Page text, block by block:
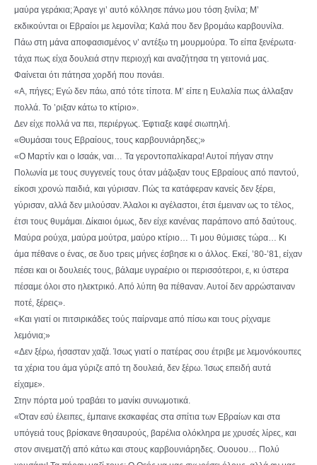
μαύρα γεράκια; Άραγε γι’ αυτό κόλλησε πάνω μου τόση ξινίλα; Μ’
εκδικούνται οι Εβραίοι με λεμονίλα; Καλά που δεν βρομάω καρβουνίλα.
Πάω στη μάνα αποφασισμένος ν’ αντέξω τη μουρμούρα. Το είπα ξενέρωτα·
τάχα πως είχα δουλειά στην περιοχή και αναζήτησα τη γειτονιά μας.
Φαίνεται ότι πάτησα χορδή που πονάει.
«Α, πήγες; Εγώ δεν πάω, από τότε τίποτα. Μ’ είπε η Ευλαλία πως άλλαξαν
πολλά. Το ’ριξαν κάτω το κτίριο».
Δεν είχε πολλά να πει, περιέργως. Έφτιαξε καφέ σιωπηλή.
«Θυμάσαι τους Εβραίους, τους καρβουνιάρηδες;»
«Ο Μαρτίν και ο Ισαάκ, ναι… Τα γεροντοπαλίκαρα! Αυτοί πήγαν στην
Πολωνία με τους συγγενείς τους όταν μάζωξαν τους Εβραίους από παντού,
είκοσι χρονώ παιδιά, και γύρισαν. Πώς τα κατάφεραν κανείς δεν ξέρει,
γύρισαν, αλλά δεν μιλούσαν. Άλαλοι κι αγέλαστοι, έτσι έμειναν ως το τέλος,
έτσι τους θυμάμαι. Δίκαιοι όμως, δεν είχε κανένας παράπονο από δαύτους.
Μαύρα ρούχα, μαύρα μούτρα, μαύρο κτίριο… Τι μου θύμισες τώρα… Κι
άμα πέθανε ο ένας, σε δυο τρεις μήνες έσβησε κι ο άλλος. Εκεί, ’80-’81, είχαν
πέσει και οι δουλειές τους, βάλαμε υγραέριο οι περισσότεροι, ε, κι ύστερα
πέσαμε όλοι στο ηλεκτρικό. Από λύπη θα πέθαναν. Αυτοί δεν αρρώσταιναν
ποτέ, ξέρεις».
«Και γιατί οι πιτσιρικάδες τούς παίρναμε από πίσω και τους ρίχναμε
λεμόνια;»
«Δεν ξέρω, ήσασταν χαζά. Ίσως γιατί ο πατέρας σου έτριβε με λεμονόκουπες
τα χέρια του άμα γύριζε από τη δουλειά, δεν ξέρω. Ίσως επειδή αυτά
είχαμε».
Στην πόρτα μού τραβάει το μανίκι συνωμοτικά.
«Όταν εσύ έλειπες, έμπαινε εκσκαφέας στα σπίτια των Εβραίων και στα
υπόγειά τους βρίσκανε θησαυρούς, βαρέλια ολόκληρα με χρυσές λίρες, και
στον σινεματζή από κάτω και στους καρβουνιάρηδες. Ουουου… Πολύ